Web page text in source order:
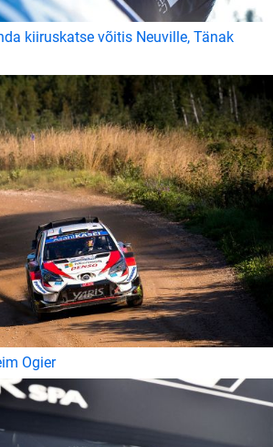
kiiruskatse võitis Neuville, Tänak
Ogier